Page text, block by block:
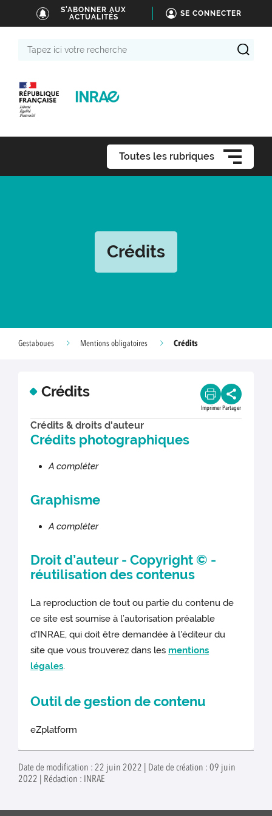
S'ABONNER AUX
ACTUALITÉS
SE CONNECTER
Toutes les rubriques
Crédits
Gestaboues Mentions obligatoires Crédits
Crédits
Imprimer Partager
Crédits & droits d'auteur
Crédits photographiques
A compléter
Graphisme
A compléter
Droit d’auteur - Copyright © -
réutilisation des contenus
La reproduction de tout ou partie du contenu de
ce site est soumise à l’autorisation préalable
d'INRAE, qui doit être demandée à l'éditeur du
site que vous trouverez dans les mentions
légales.
Outil de gestion de contenu
eZplatform
Date de modification : 22 juin 2022 | Date de création : 09 juin
2022 | Rédaction : INRAE